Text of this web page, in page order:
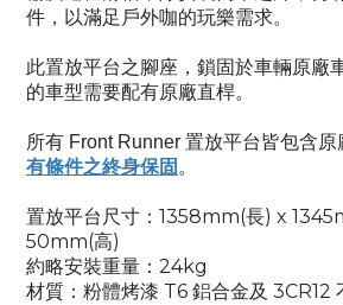
件，以滿足戶外咖的玩樂需求。
此置放平台之腳座，鎖固於車輛原廠
的車型需要配有原廠直桿。
所有 Front Runner 置放平台皆包含原
有條件之終身保固。
置放平台尺寸： 1358mm(長) x
50mm(高)
約略安裝重量： 24kg
材質：粉體烤漆 T6 鋁合金及 3CR12